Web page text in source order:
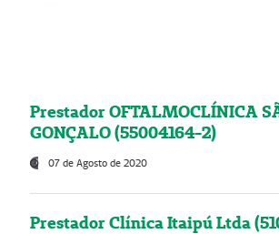
Prestador OFTALMOCLÍNICA
GONÇALO (55004164-2)
07 de Agosto de 2020
Prestador Clínica Itaipú Ltda